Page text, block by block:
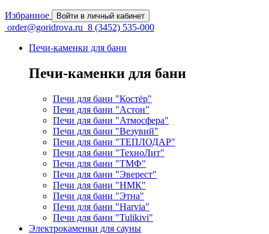
Избранное Войти в личный кабинет
order@goridrova.ru 8 (3452) 535-000
Печи-каменки для бани
Печи-каменки для бани
Печи для бани "Костёр"
Печи для бани "Астон"
Печи для бани "Атмосфера"
Печи для бани "Везувий"
Печи для бани "ТЕПЛОДАР"
Печи для бани "ТехноЛит"
Печи для бани "ТМФ"
Печи для бани "Эверест"
Печи для бани "НМК"
Печи для бани "Этна"
Печи для бани "Harvia"
Печи для бани "Tulikivi"
Электрокаменки для сауны